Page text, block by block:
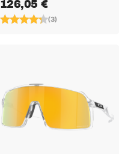
126,05 €
(3)